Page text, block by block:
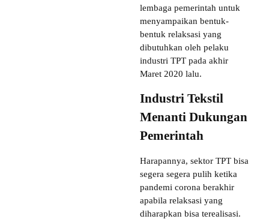
lembaga pemerintah untuk
menyampaikan bentuk-
bentuk relaksasi yang
dibutuhkan oleh pelaku
industri TPT pada akhir
Maret 2020 lalu.
Industri Tekstil
Menanti Dukungan
Pemerintah
Harapannya, sektor TPT bisa
segera segera pulih ketika
pandemi corona berakhir
apabila relaksasi yang
diharapkan bisa terealisasi.